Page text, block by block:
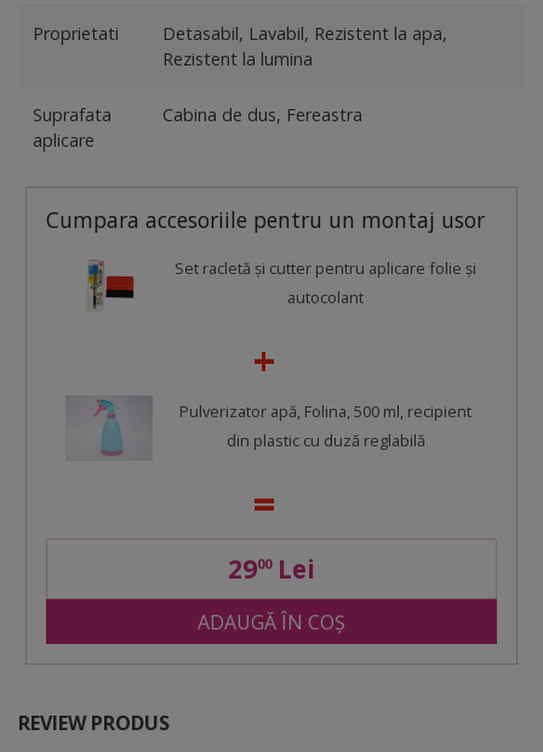
Proprietati
Detasabil, Lavabil, Rezistent la apa,
Rezistent la lumina
Suprafata
aplicare
Cabina de dus, Fereastra
Cumpara accesoriile pentru un montaj usor
Set racletă şi cutter pentru aplicare folie şi
autocolant
Pulverizator apă, Folina, 500 ml, recipient
din plastic cu duză reglabilă
2900Lei
ADAUGĂ ÎN COȘ
REVIEW PRODUS